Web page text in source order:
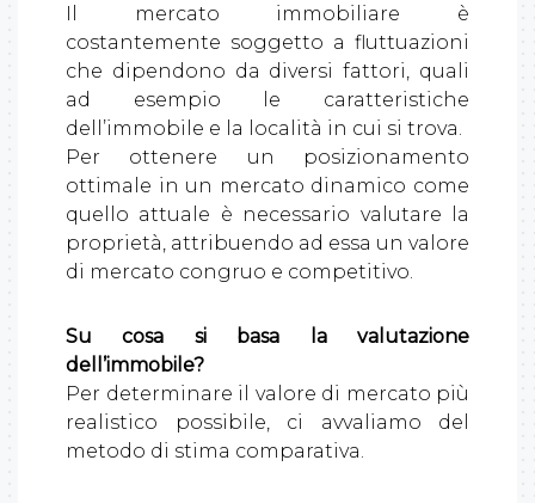
Il mercato immobiliare è
costantemente soggetto a fluttuazioni
che dipendono da diversi fattori, quali
ad esempio le caratteristiche
dell’immobile e la località in cui si trova.
Per ottenere un posizionamento
ottimale in un mercato dinamico come
quello attuale è necessario valutare la
proprietà, attribuendo ad essa un valore
di mercato congruo e competitivo.
Su cosa si basa la valutazione
dell’immobile?
Per determinare il valore di mercato più
realistico possibile, ci avvaliamo del
metodo di stima comparativa.